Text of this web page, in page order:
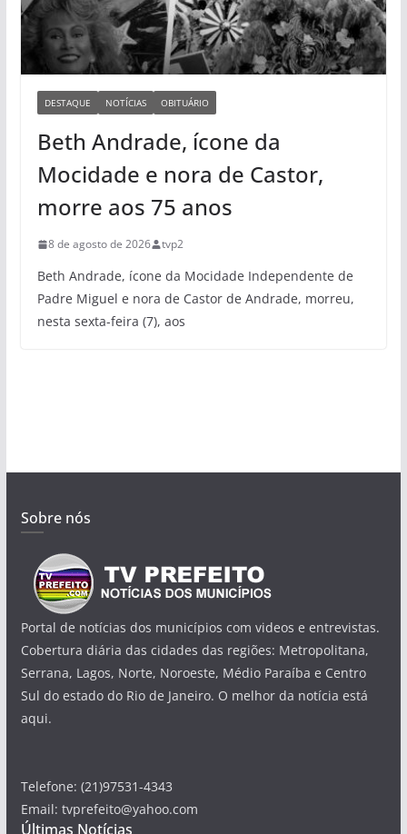
DESTAQUE NOTÍCIAS OBITUÁRIO
Beth Andrade, ícone da
Mocidade e nora de Castor,
morre aos 75 anos
8 de agosto de 2026 tvp2
Beth Andrade, ícone da Mocidade Independente de
Padre Miguel e nora de Castor de Andrade, morreu,
nesta sexta-feira (7), aos
Sobre nós
Portal de notícias dos municípios com videos e entrevistas.
Cobertura diária das cidades das regiões: Metropolitana,
Serrana, Lagos, Norte, Noroeste, Médio Paraíba e Centro
Sul do estado do Rio de Janeiro. O melhor da notícia está
aqui.
Telefone: (21)97531-4343
Email: tvprefeito@yahoo.com
Últimas Notícias